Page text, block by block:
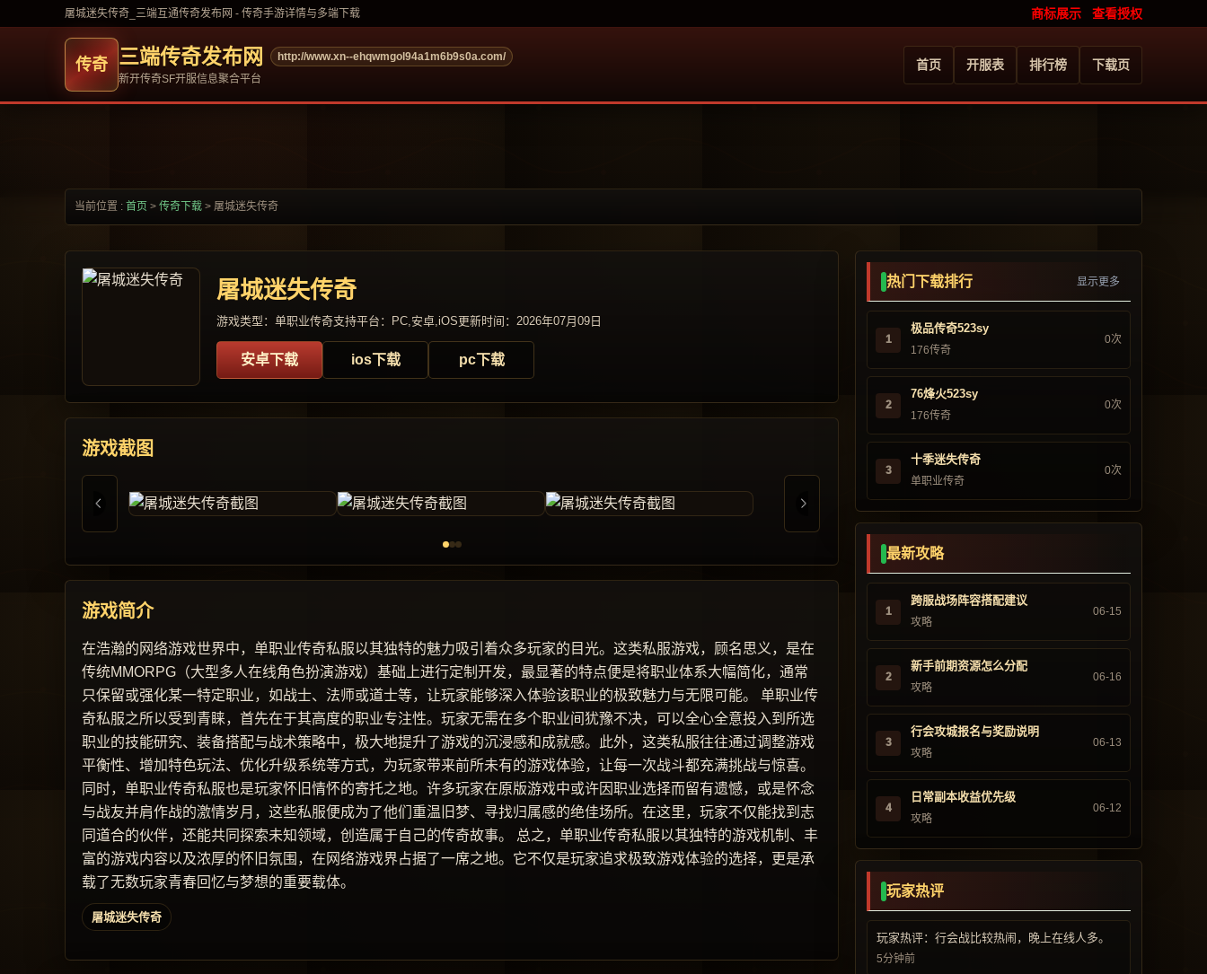
屠城迷失传奇_三端互通传奇发布网 - 传奇手游详情与多端下载 商标展示 查看授权
三端传奇发布网
http://www.xn--ehqwmgol94a1m6b9s0a.com/
新开传奇SF开服信息聚合平台
首页 开服表 排行榜 下载页
当前位置 : 首页 > 传奇下载 > 屠城迷失传奇
屠城迷失传奇
游戏类型：单职业传奇支持平台：PC,安卓,iOS更新时间：2026年07月09日
安卓下载 ios下载 pc下载
游戏截图
游戏简介
在浩瀚的网络游戏世界中，单职业传奇私服以其独特的魅力吸引着众多玩家的目光。这类私服游戏，顾名思义，是在
传统MMORPG（大型多人在线角色扮演游戏）基础上进行定制开发，最显著的特点便是将职业体系大幅简化，通常
只保留或强化某一特定职业，如战士、法师或道士等，让玩家能够深入体验该职业的极致魅力与无限可能。 单职业传
奇私服之所以受到青睐，首先在于其高度的职业专注性。玩家无需在多个职业间犹豫不决，可以全心全意投入到所选
职业的技能研究、装备搭配与战术策略中，极大地提升了游戏的沉浸感和成就感。此外，这类私服往往通过调整游戏
平衡性、增加特色玩法、优化升级系统等方式，为玩家带来前所未有的游戏体验，让每一次战斗都充满挑战与惊喜。
同时，单职业传奇私服也是玩家怀旧情怀的寄托之地。许多玩家在原版游戏中或许因职业选择而留有遗憾，或是怀念
与战友并肩作战的激情岁月，这些私服便成为了他们重温旧梦、寻找归属感的绝佳场所。在这里，玩家不仅能找到志
同道合的伙伴，还能共同探索未知领域，创造属于自己的传奇故事。 总之，单职业传奇私服以其独特的游戏机制、丰
富的游戏内容以及浓厚的怀旧氛围，在网络游戏界占据了一席之地。它不仅是玩家追求极致游戏体验的选择，更是承
载了无数玩家青春回忆与梦想的重要载体。
屠城迷失传奇
热门下载排行 显示更多
1
极品传奇523sy
176传奇
0次
2
76烽火523sy
176传奇
0次
3
十季迷失传奇
单职业传奇
0次
最新攻略
1
跨服战场阵容搭配建议
攻略
06-15
2
新手前期资源怎么分配
攻略
06-16
3
行会攻城报名与奖励说明
攻略
06-13
4
日常副本收益优先级
攻略
06-12
玩家热评
玩家热评：行会战比较热闹，晚上在线人多。
5分钟前